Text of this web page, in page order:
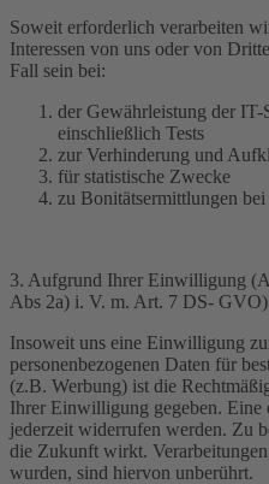
Soweit erforderlich verarbeiten
Interessen von uns oder von
Fall sein bei:
der Gewährleistung der
einschließlich Tests
zur Verhinderung und
für statistische Zwecke
zu Bonitätsermittlungen
3. Aufgrund Ihrer Einwilligung
Abs 2a) i. V. m. Art. 7 DS- GVO)
Insoweit uns eine Einwilligung
personenbezogenen Daten für
(z.B. Werbung) ist die
Ihrer Einwilligung gegeben.
jederzeit widerrufen werden. Zu
die Zukunft wirkt.
wurden, sind hiervon unberührt.